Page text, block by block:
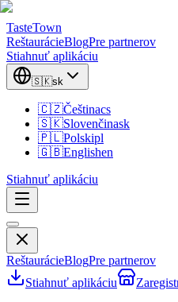
TasteTown
ReštaurácieBlogPre partnerov
Stiahnuť aplikáciu
🇸🇰sk
🇨🇿Češtinacs
🇸🇰Slovenčinask
🇵🇱Polskipl
🇬🇧Englishen
Stiahnuť aplikáciu
ReštaurácieBlogPre partnerov
Stiahnuť aplikáciu